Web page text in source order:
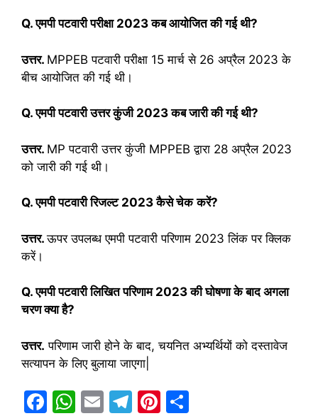
Q. एमपी पटवारी परीक्षा 2023 कब आयोजित की गई थी?
उत्तर. MPPEB पटवारी परीक्षा 15 मार्च से 26 अप्रैल 2023 के
बीच आयोजित की गई थी।
Q. एमपी पटवारी उत्तर कुंजी 2023 कब जारी की गई थी?
उत्तर. MP पटवारी उत्तर कुंजी MPPEB द्वारा 28 अप्रैल 2023
को जारी की गई थी।
Q. एमपी पटवारी रिजल्ट 2023 कैसे चेक करें?
उत्तर.ऊपर उपलब्ध एमपी पटवारी परिणाम 2023 लिंक पर क्लिक
करें।
Q. एमपी पटवारी लिखित परिणाम 2023 की घोषणा के बाद अगला
चरण क्या है?
उत्तर. परिणाम जारी होने के बाद, चयनित अभ्यर्थियों को दस्तावेज
सत्यापन के लिए बुलाया जाएगा|
F
W E
T
Pi